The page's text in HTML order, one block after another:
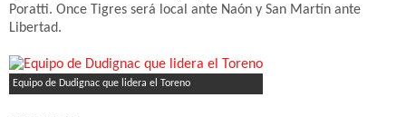
Poratti. Once Tigres será local ante Naón y San Martín ante
Libertad.
Equipo de Dudignac que lidera el Toreno